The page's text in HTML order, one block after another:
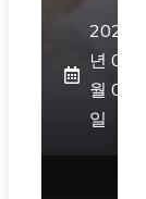
2026
년 08
월 05
일